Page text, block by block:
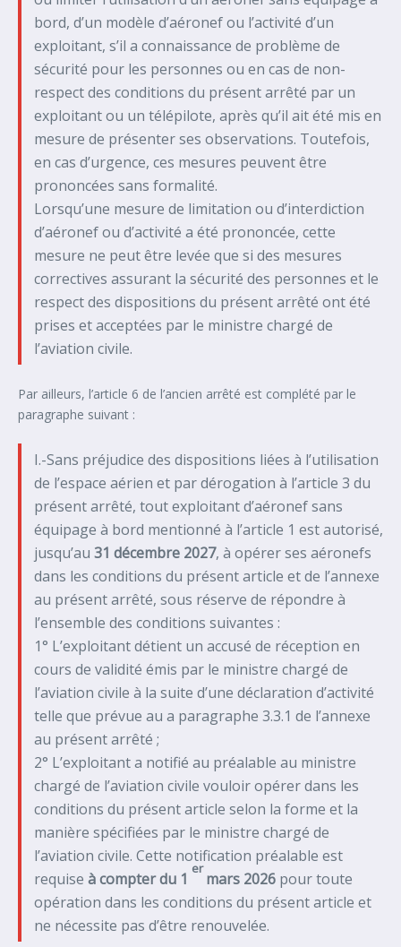
bord, d’un modèle d’aéronef ou l’activité d’un
exploitant, s’il a connaissance de problème de
sécurité pour les personnes ou en cas de non-
respect des conditions du présent arrêté par un
exploitant ou un télépilote, après qu’il ait été mis en
mesure de présenter ses observations. Toutefois,
en cas d’urgence, ces mesures peuvent être
prononcées sans formalité.
Lorsqu’une mesure de limitation ou d’interdiction
d’aéronef ou d’activité a été prononcée, cette
mesure ne peut être levée que si des mesures
correctives assurant la sécurité des personnes et le
respect des dispositions du présent arrêté ont été
prises et acceptées par le ministre chargé de
l’aviation civile.
Par ailleurs, l’article 6 de l’ancien arrêté est complété par le
paragraphe suivant :
I.-Sans préjudice des dispositions liées à l’utilisation
de l’espace aérien et par dérogation à l’article 3 du
présent arrêté, tout exploitant d’aéronef sans
équipage à bord mentionné à l’article 1 est autorisé,
jusqu’au 31 décembre 2027, à opérer ses aéronefs
dans les conditions du présent article et de l’annexe
au présent arrêté, sous réserve de répondre à
l’ensemble des conditions suivantes :
1° L’exploitant détient un accusé de réception en
cours de validité émis par le ministre chargé de
l’aviation civile à la suite d’une déclaration d’activité
telle que prévue au a paragraphe 3.3.1 de l’annexe
au présent arrêté ;
2° L’exploitant a notifié au préalable au ministre
chargé de l’aviation civile vouloir opérer dans les
conditions du présent article selon la forme et la
manière spécifiées par le ministre chargé de
l’aviation civile. Cette notification préalable est
requise à compter du 1
er
mars 2026pour toute
opération dans les conditions du présent article et
ne nécessite pas d’être renouvelée.